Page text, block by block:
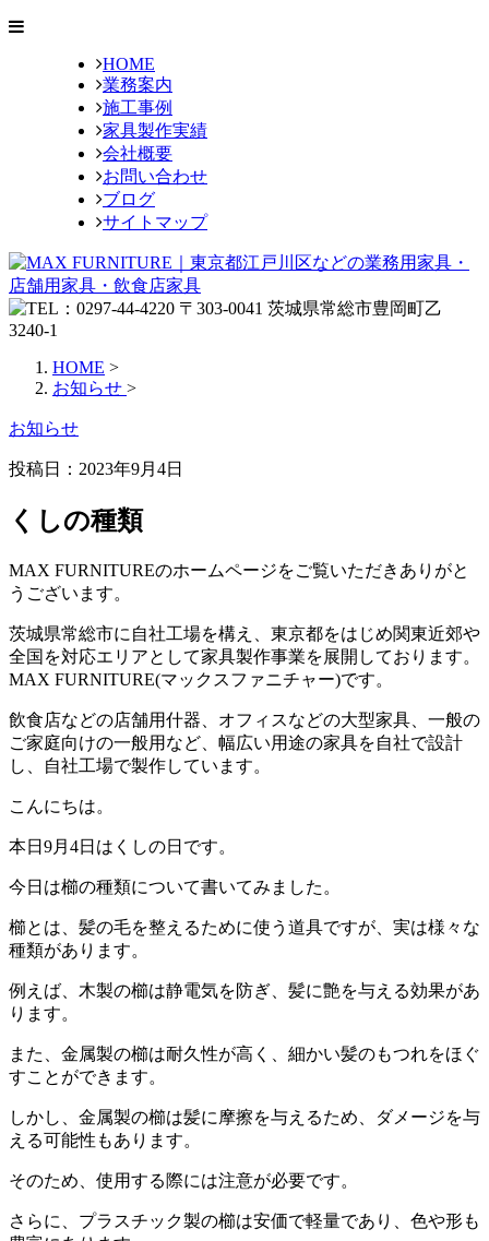
HOME
業務案内
施工事例
家具製作実績
会社概要
お問い合わせ
ブログ
サイトマップ
HOME >
お知らせ >
お知らせ
投稿日： 2023年9月4日
くしの種類
MAX FURNITUREのホームページをご覧いただきありがと
うございます。
茨城県常総市に自社工場を構え、東京都をはじめ関東近郊や
全国を対応エリアとして家具製作事業を展開しております。
MAX FURNITURE(マックスファニチャー)です。
飲食店などの店舗用什器、オフィスなどの大型家具、一般の
ご家庭向けの一般用など、幅広い用途の家具を自社で設計
し、自社工場で製作しています。
こんにちは。
本日9月4日はくしの日です。
今日は櫛の種類について書いてみました。
櫛とは、髪の毛を整えるために使う道具ですが、実は様々な
種類があります。
例えば、木製の櫛は静電気を防ぎ、髪に艶を与える効果があ
ります。
また、金属製の櫛は耐久性が高く、細かい髪のもつれをほぐ
すことができます。
しかし、金属製の櫛は髪に摩擦を与えるため、ダメージを与
える可能性もあります。
そのため、使用する際には注意が必要です。
さらに、プラスチック製の櫛は安価で軽量であり、色や形も